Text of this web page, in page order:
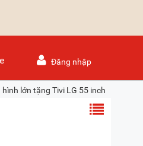
Đăng nhập
hình lớn tặng Tivi LG 55 inch